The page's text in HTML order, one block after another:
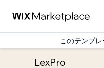
このテンプ